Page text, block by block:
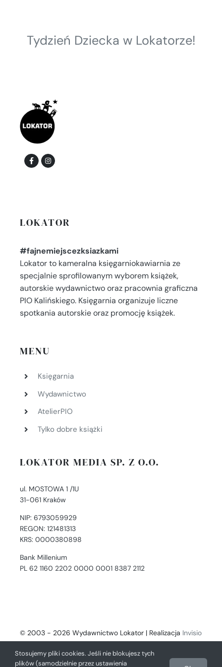
Tydzień Dziecka w Lokatorze!
LOKATOR
#fajnemiejscezksiazkami
Lokator to kameralna księgarniokawiarnia ze
specjalnie sprofilowanym wyborem książek,
autorskie wydawnictwo oraz pracownia graficzna
PIO Kalińskiego. Księgarnia organizuje liczne
spotkania autorskie oraz promocję książek.
MENU
Księgarnia
Wydawnictwo
AtelierPIO
Tylko dobre książki
LOKATOR MEDIA SP. Z O.O.
ul. MOSTOWA 1 /1U
31-061 Kraków
NIP: 6793059929
REGON: 121481313
KRS: 0000380898
Bank Millenium
PL 62 1160 2202 0000 0001 8387 2112
© 2003 - 2026 Wydawnictwo Lokator | Realizacja Invisio
- Digital Solutions
Stosujemy pliki cookies. Jeśli nie blokujesz tych
plików (samodzielnie przez ustawienia